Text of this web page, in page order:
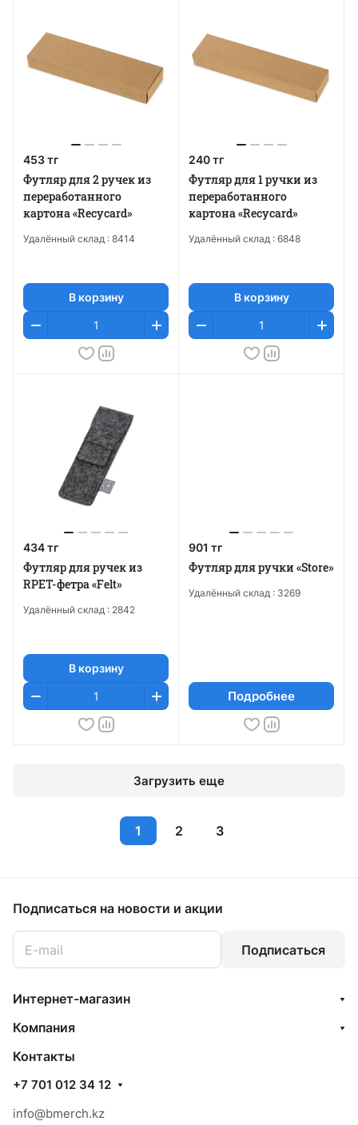
453 тг
Футляр для 2 ручек из
переработанного
картона «Recycard»
Удалённый склад : 8414
В корзину
240 тг
Футляр для 1 ручки из
переработанного
картона «Recycard»
Удалённый склад : 6848
В корзину
434 тг
Футляр для ручек из
RPET-фетра «Felt»
Удалённый склад : 2842
В корзину
901 тг
Футляр для ручки «Store»
Удалённый склад : 3269
Подробнее
Загрузить еще
1 2 3
Подписаться на новости и акции
Подписаться
Интернет-магазин
Компания
Контакты
+7 701 012 34 12
info@bmerch.kz